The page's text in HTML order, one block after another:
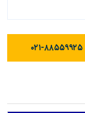
۰۲۱-۸۸۵۵۹۹۲۵